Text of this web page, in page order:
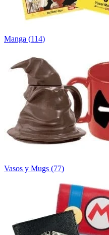
Manga (114)
Vasos y Mugs (77)